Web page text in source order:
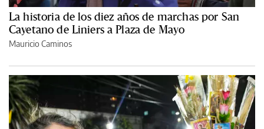
La historia de los diez años de marchas por San
Cayetano de Liniers a Plaza de Mayo
Mauricio Caminos